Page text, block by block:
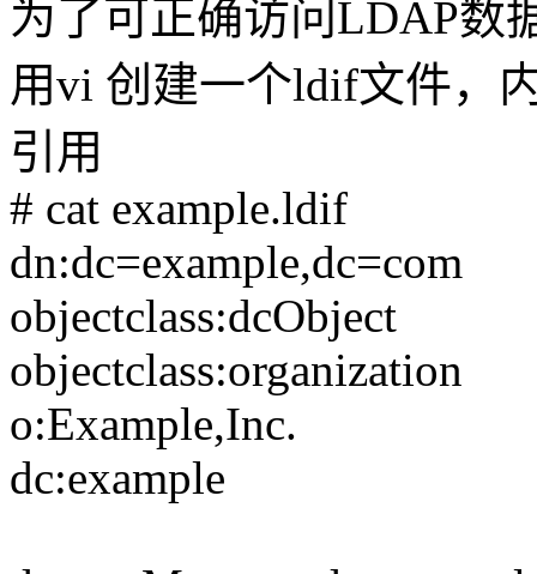
为了可正确访问LDAP数
用vi 创建一个ldif文件，
引用
# cat example.ldif
dn:dc=example,dc=com
objectclass:dcObject
objectclass:organization
o:Example,Inc.
dc:example